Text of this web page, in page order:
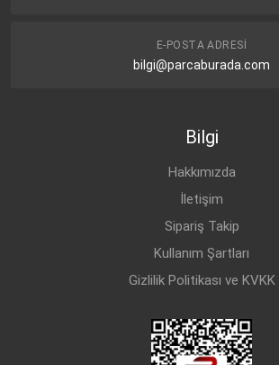
E-POSTA ADRESI
bilgi@parcaburada.com
Bilgi
Hakkımızda
İletişim
Sipariş Takip
Kullanım Şartları
Gizlilik Politikası ve KVKK